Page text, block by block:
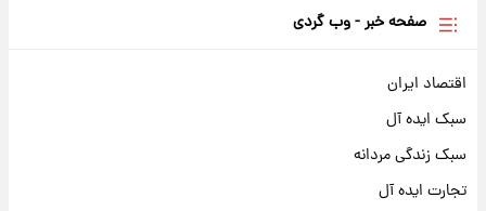
صفحه خبر - وب گردی
اقتصاد ایران
سبک ایده آل
سبک زندگی مردانه
تجارت ایده آل